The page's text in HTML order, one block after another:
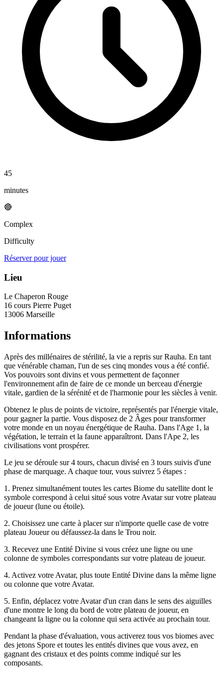
45
minutes
🔴
Complex
Difficulty
Réserver pour jouer
Lieu
Le Chaperon Rouge
16 cours Pierre Puget
13006 Marseille
Informations
Après des millénaires de stérilité, la vie a repris sur Rauha. En tant
que vénérable chaman, l'un de ses cinq mondes vous a été confié.
Vos pouvoirs sont divins et vous permettent de façonner
l'environnement afin de faire de ce monde un berceau d'énergie
vitale, gardien de la sérénité et de l'harmonie pour les siècles à venir.
Obtenez le plus de points de victoire, représentés par l'énergie vitale,
pour gagner la partie. Vous disposez de 2 Âges pour transformer
votre monde en un noyau énergétique de Rauha. Dans l'Age 1, la
végétation, le terrain et la faune apparaîtront. Dans l'Ape 2, les
civilisations vont prospérer.
Le jeu se déroule sur 4 tours, chacun divisé en 3 tours suivis d'une
phase de marquage. A chaque tour, vous suivrez 5 étapes :
1. Prenez simultanément toutes les cartes Biome du satellite dont le
symbole correspond à celui situé sous votre Avatar sur votre plateau
de joueur (lune ou étoile).
2. Choisissez une carte à placer sur n'importe quelle case de votre
plateau Joueur ou défaussez-la dans le Trou noir.
3. Recevez une Entité Divine si vous créez une ligne ou une
colonne de symboles correspondants sur votre plateau de joueur.
4. Activez votre Avatar, plus toute Entité Divine dans la même ligne
ou colonne que votre Avatar.
5. Enfin, déplacez votre Avatar d'un cran dans le sens des aiguilles
d'une montre le long du bord de votre plateau de joueur, en
changeant la ligne ou la colonne qui sera activée au prochain tour.
Pendant la phase d'évaluation, vous activerez tous vos biomes avec
des jetons Spore et toutes les entités divines que vous avez, en
gagnant des cristaux et des points comme indiqué sur les
composants.